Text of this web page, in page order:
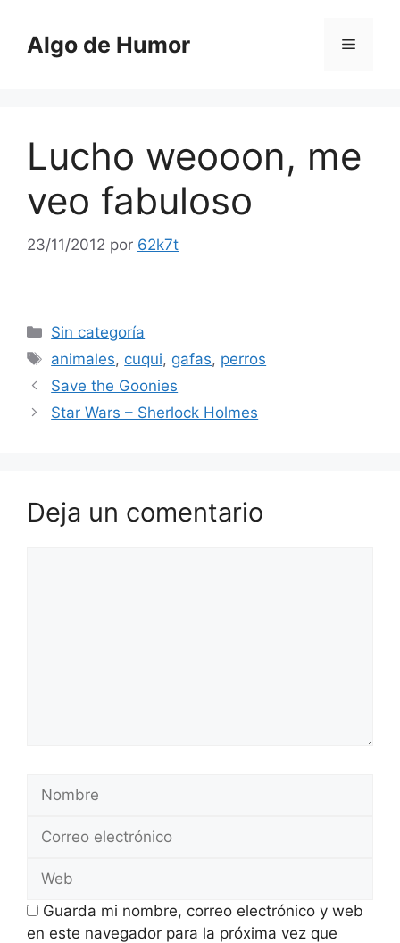
contenido
Algo de Humor Menú
Lucho weooon, me
veo fabuloso
23/11/2012 por 62k7t
Categorías
Sin categoría
Etiquetas
animales, cuqui, gafas, perros
Save the Goonies
Star Wars – Sherlock Holmes
Deja un comentario
Nombre
Correo
Web
Guarda mi nombre, correo electrónico y web
en este navegador para la próxima vez que